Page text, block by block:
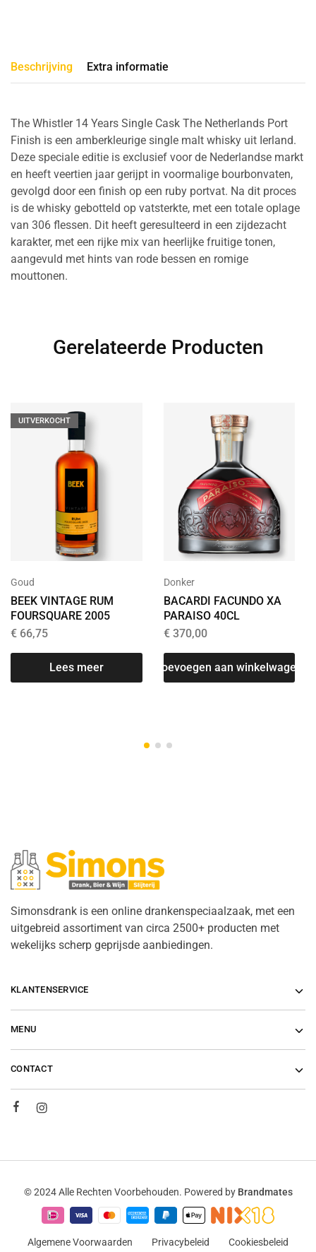
Beschrijving Extra informatie
The Whistler 14 Years Single Cask The Netherlands Port
Finish is een amberkleurige single malt whisky uit Ierland.
Deze speciale editie is exclusief voor de Nederlandse markt
en heeft veertien jaar gerijpt in voormalige bourbonvaten,
gevolgd door een finish op een ruby portvat. Na dit proces
is de whisky gebotteld op vatsterkte, met een totale oplage
van 306 flessen. Dit heeft geresulteerd in een zijdezacht
karakter, met een rijke mix van heerlijke fruitige tonen,
aangevuld met hints van rode bessen en romige
mouttonen.
Gerelateerde Producten
UITVERKOCHT
Goud
BEEK VINTAGE RUM
FOURSQUARE 2005
€ 66,75
Lees meer
Donker
BACARDI FACUNDO XA
PARAISO 40CL
€370,00
Toevoegen aan winkelwagen
Simonsdrank is een online drankenspeciaalzaak, met een
uitgebreid assortiment van circa 2500+ producten met
wekelijks scherp geprijsde aanbiedingen.
KLANTENSERVICE
MENU
CONTACT
© 2024 Alle Rechten Voorbehouden. Powered by Brandmates
Algemene Voorwaarden Privacybeleid Cookiesbeleid